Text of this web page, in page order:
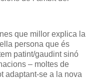
que millor explica la
persona que és
patint/gaudint sinó
– moltes de
adaptant-se a la nova